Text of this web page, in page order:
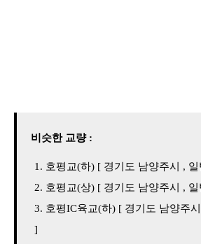
비슷한 교량 :
호평교(하) [ 경기도 남양주시 ,
호평교(상) [ 경기도 남양주시 ,
호평IC육교(하) [ 경기도 남양주
]